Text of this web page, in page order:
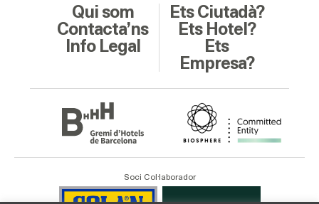
Qui som
Contacta’ns
Info Legal
Ets Ciutadà?
Ets Hotel?
Ets
Empresa?
Soci Col·laborador